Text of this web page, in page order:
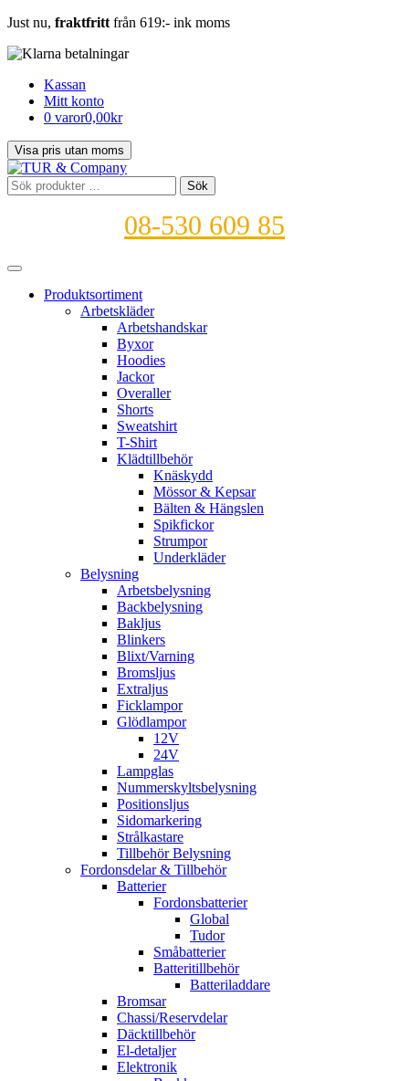
Just nu, fraktfritt från 619:- ink moms
Kassan
Mitt konto
0 varor0,00kr
Sök
efter:
Sök
08-530 609 85
Produktsortiment
Arbetskläder
Arbetshandskar
Byxor
Hoodies
Jackor
Overaller
Shorts
Sweatshirt
T-Shirt
Klädtillbehör
Knäskydd
Mössor & Kepsar
Bälten & Hängslen
Spikfickor
Strumpor
Underkläder
Belysning
Arbetsbelysning
Backbelysning
Bakljus
Blinkers
Blixt/Varning
Bromsljus
Extraljus
Ficklampor
Glödlampor
12V
24V
Lampglas
Nummerskyltsbelysning
Positionsljus
Sidomarkering
Strålkastare
Tillbehör Belysning
Fordonsdelar & Tillbehör
Batterier
Fordonsbatterier
Global
Tudor
Småbatterier
Batteritillbehör
Batteriladdare
Bromsar
Chassi/Reservdelar
Däcktillbehör
El-detaljer
Elektronik